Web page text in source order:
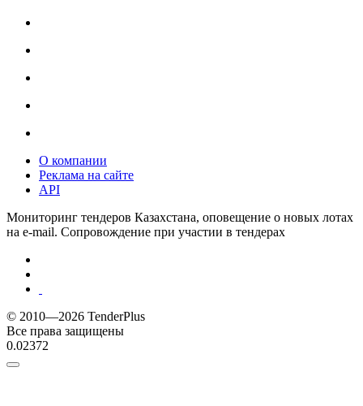
О компании
Реклама на сайте
API
Мониторинг тендеров Казахстана, оповещение о новых лотах
на e-mail. Сопровождение при участии в тендерах
© 2010—2026 TenderPlus
Все права защищены
0.02372